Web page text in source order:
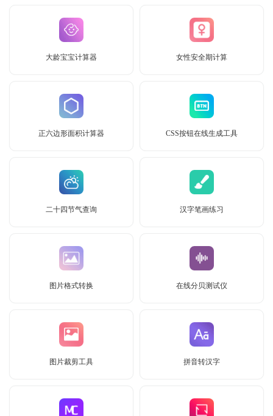
大龄宝宝计算器 女性安全期计算
正六边形面积计算器 CSS按钮在线生成工具
二十四节气查询 汉字笔画练习
图片格式转换 在线分贝测试仪
图片裁剪工具 拼音转汉字